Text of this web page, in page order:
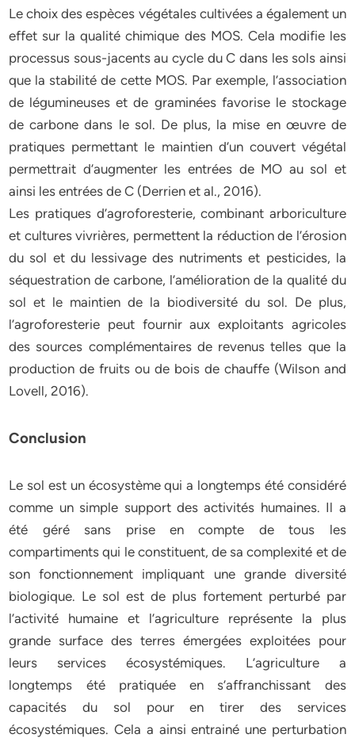
Le choix des espèces végétales cultivées a également un
effet sur la qualité chimique des MOS. Cela modifie les
processus sous-jacents au cycle du C dans les sols ainsi
que la stabilité de cette MOS. Par exemple, l’association
de légumineuses et de graminées favorise le stockage
de carbone dans le sol. De plus, la mise en œuvre de
pratiques permettant le maintien d’un couvert végétal
permettrait d’augmenter les entrées de MO au sol et
ainsi les entrées de C (Derrien et al., 2016).
Les pratiques d’agroforesterie, combinant arboriculture
et cultures vivrières, permettent la réduction de l’érosion
du sol et du lessivage des nutriments et pesticides, la
séquestration de carbone, l’amélioration de la qualité du
sol et le maintien de la biodiversité du sol. De plus,
l’agroforesterie peut fournir aux exploitants agricoles
des sources complémentaires de revenus telles que la
production de fruits ou de bois de chauffe (Wilson and
Lovell, 2016).
Conclusion
Le sol est un écosystème qui a longtemps été considéré
comme un simple support des activités humaines. Il a
été géré sans prise en compte de tous les
compartiments qui le constituent, de sa complexité et de
son fonctionnement impliquant une grande diversité
biologique. Le sol est de plus fortement perturbé par
l’activité humaine et l’agriculture représente la plus
grande surface des terres émergées exploitées pour
leurs services écosystémiques. L’agriculture a
longtemps été pratiquée en s’affranchissant des
capacités du sol pour en tirer des services
écosystémiques. Cela a ainsi entrainé une perturbation